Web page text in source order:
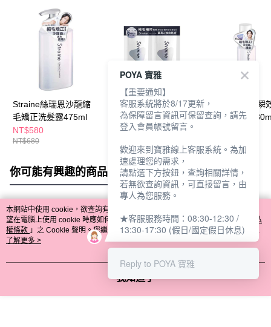
Straine絲瑞恩沙龍縮
毛矯正洗髮露475ml
NT$580
NT$680
Straine絲瑞恩沙龍縮
毛矯正洗護10ml*2
NT$79
Straine絲瑞恩瞬
毛修補護髮油
你可能有興趣的商品 全站排行
熱門標籤
本網站中使用 cookie，欲查詢有關本網站使用 cookie 方式之詳情，及若您不希
望在電腦上使用 cookie 時應如何變更電腦的 cookie 設定，請參閱本網站「
隱私
權條款 」之 Cookie 聲明。您繼續使用本網站即表示您同意本公司得按本網站使
用條款之 Cookie 聲明使用 cookie。
了解更多 >
我知道了
POYA 寶雅
【重要通知】
客服系統將於8/17更新，
為保障留言資訊可保留查詢，請先
登入會員帳號留言。
歡迎來到寶雅線上客服系統。為加
速處理您的需求，
請點選下方按鈕，查詢相關詳情，
若無欲查詢資訊，可直接留言，由
專人為您服務。
★客服服務時間：08:30-12:30 /
13:30-17:30 (假日/國定假日休息)
Reply to POYA 寶雅